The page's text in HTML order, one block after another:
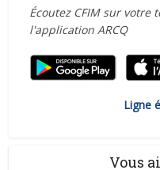
Écoutez CFIM sur votre
l'application ARCQ
Ligne
Vous